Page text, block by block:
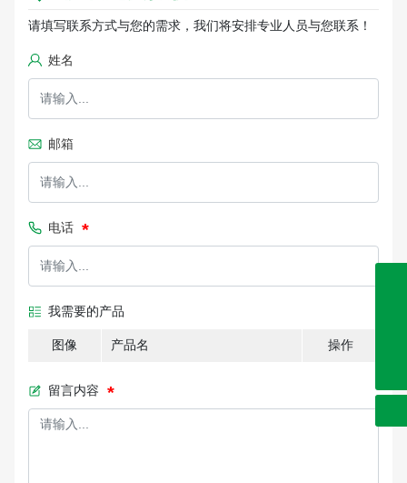
请填写联系方式与您的需求，我们将安排专业人员与您联系！
姓名
邮箱
电话
我需要的产品
图像 产品名 操作
留言内容
0632-8999262